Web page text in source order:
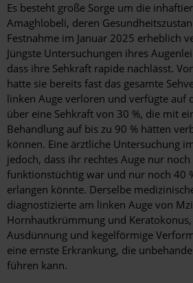
Es besteht große Sorge um die
Amaghlobeli, deren
Festnahme im Januar 2025 erheblich
Jüngste Untersuchungen ihres
dass ihre Sehkraft rapide nachlässt.
hatte sie bereits fast das gesamte
linken Auge verloren und verfügte auf
über eine Sehkraft von 30 %, die mit
Behandlung auf bis zu 90 % hätten
können. Eine ärztliche Untersuchung
jedoch, dass ihr rechtes Auge nur noch
funktionstüchtig war und nur noch 40
erlangen könnte. Derselbe
diagnostizierte am linken Auge von
Hornhautkrümmung und
Ausdünnung und kegelförmige
eine ernste Erkrankung, die
führen kann.